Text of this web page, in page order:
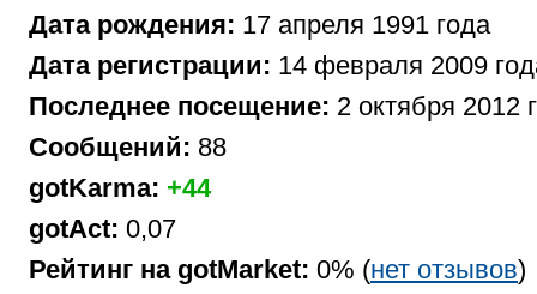
Дата рождения: 17 апреля 1991 года
Дата регистрации: 14 февраля 2009
Последнее посещение: 2 октября 2012
Сообщений: 88
gotKarma: +44
gotAct: 0,07
Рейтинг на gotMarket: 0% (нет отзывов)